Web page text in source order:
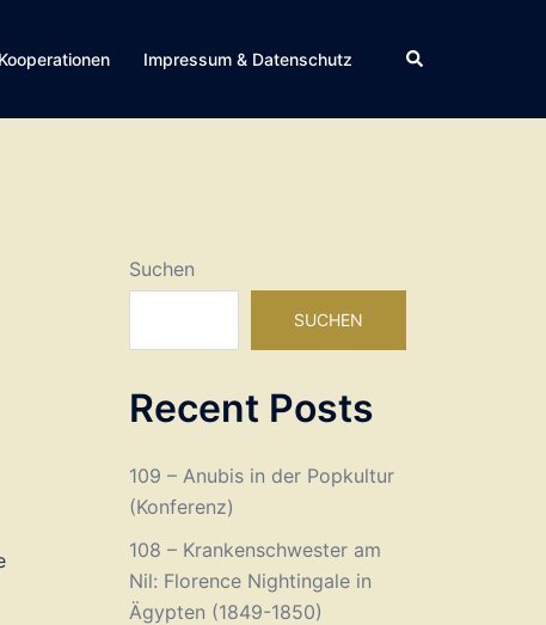
Kooperationen Impressum & Datenschutz Suche
Suchen
SUCHEN
Recent Posts
109 – Anubis in der Popkultur
(Konferenz)
108 – Krankenschwester am
Nil: Florence Nightingale in
Ägypten (1849-1850)